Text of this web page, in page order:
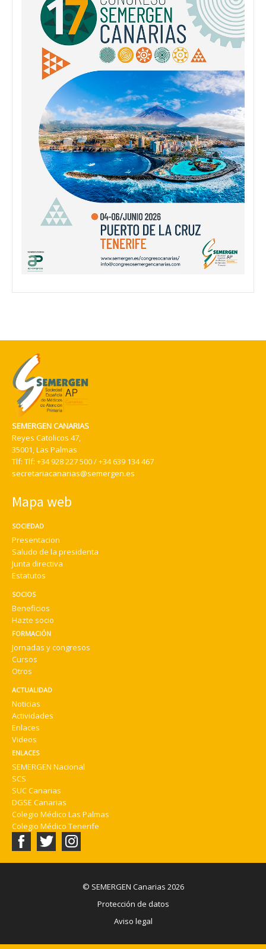
SEMERGEN CANARIAS
Reyes Catolicos 47,
35001, Las Palmas
Tlf: Tlf: +34 928 227 500 / +34 639 134 467
secretariacanarias@semergen.es
Mapa web
SOCIEDAD
Presentacion
Saludo de la presidenta
Junta directiva
Estatutos
SOCIOS
Beneficios
Hazte socio
FORMACIÓN
Jornadas y congresos
Cursos
Otros
ACTUALIDAD
Noticias
Actividades
Enlaces
Videos
ENLACES
SEMERGEN Nacional
SCS
SUC Canarias
DGSE Canarias
Colegio Médico Las Palmas
Colegio Médico Tenerife
© SEMERGEN Canarias 2026
Protección de datos
Aviso legal